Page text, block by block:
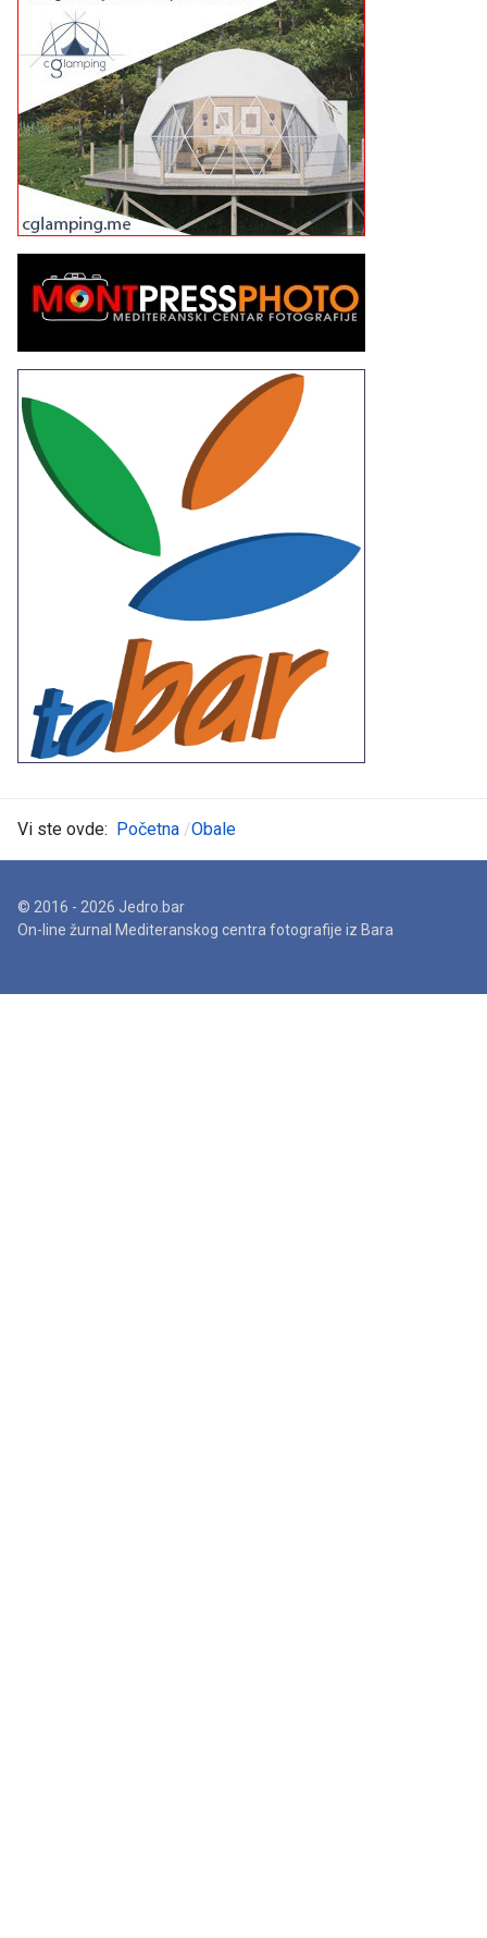
Vi ste ovde: Početna Obale
© 2016 - 2026 Jedro.bar
On-line žurnal Mediteranskog centra fotografije iz Bara